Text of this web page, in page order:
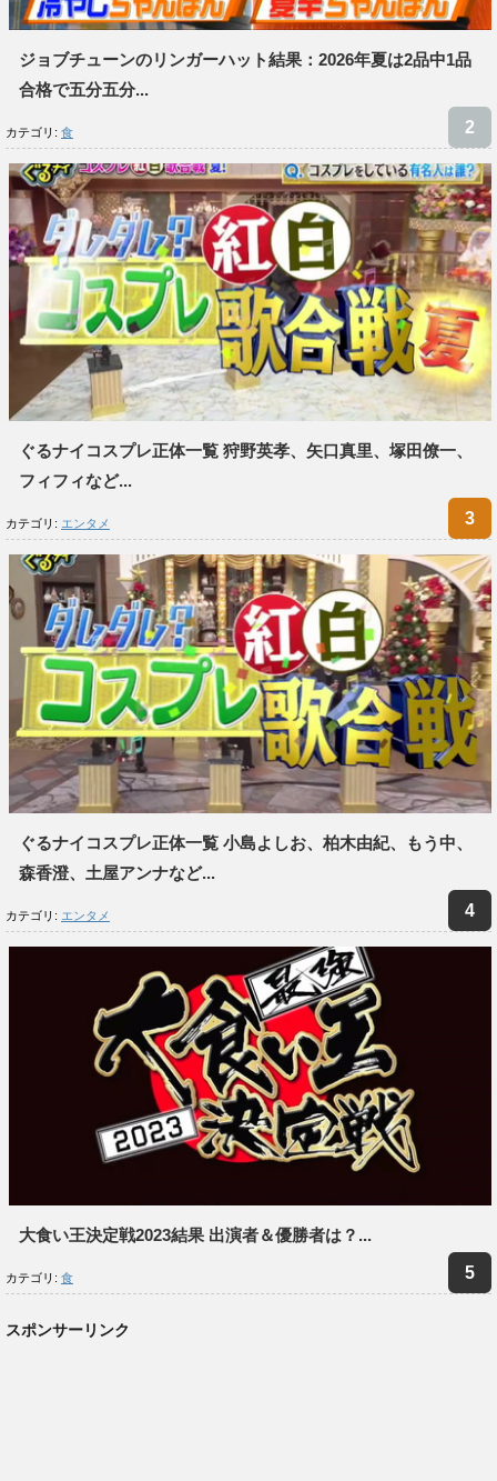
ジョブチューンのリンガーハット結果：2026年夏は2品中1品
合格で五分五分...
カテゴリ: 食
ぐるナイコスプレ正体一覧 狩野英孝、矢口真里、塚田僚一、
フィフィなど...
カテゴリ: エンタメ
ぐるナイコスプレ正体一覧 小島よしお、柏木由紀、もう中、
森香澄、土屋アンナなど...
カテゴリ: エンタメ
大食い王決定戦2023結果 出演者＆優勝者は？...
カテゴリ: 食
スポンサーリンク